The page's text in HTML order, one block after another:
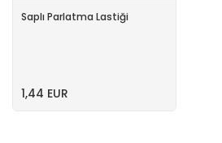
Saplı Parlatma Lastiği
1,44 EUR